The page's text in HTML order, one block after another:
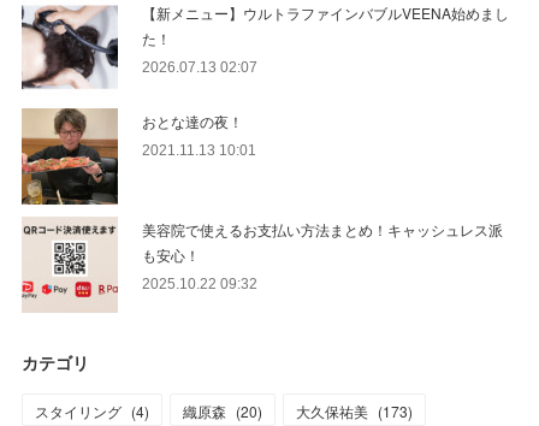
【新メニュー】ウルトラファインバブルVEENA始めまし
た！
2026.07.13 02:07
おとな達の夜！
2021.11.13 10:01
美容院で使えるお支払い方法まとめ！キャッシュレス派
も安心！
2025.10.22 09:32
カテゴリ
スタイリング (4) 織原森 (20) 大久保祐美 (173)